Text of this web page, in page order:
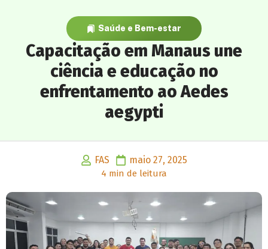
Saúde e Bem-estar
Capacitação em Manaus une
ciência e educação no
enfrentamento ao Aedes
aegypti
FAS maio 27, 2025
4 min de leitura